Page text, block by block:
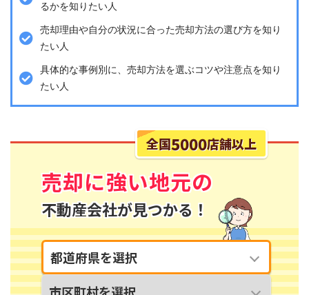
るかを知りたい人
売却理由や自分の状況に合った売却方法の選び方を知り
たい人
具体的な事例別に、売却方法を選ぶコツや注意点を知り
たい人